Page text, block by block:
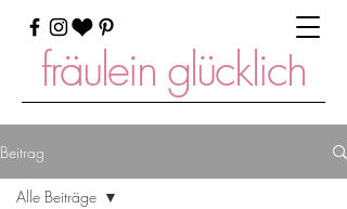
fräulein glücklich
Beitrag
Alle Beiträge